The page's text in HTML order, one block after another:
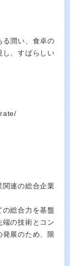
る潤い、食卓の
し、すばらしい
関連の総合企業
の総合力を基盤
端の技術とコン
発展のため、限